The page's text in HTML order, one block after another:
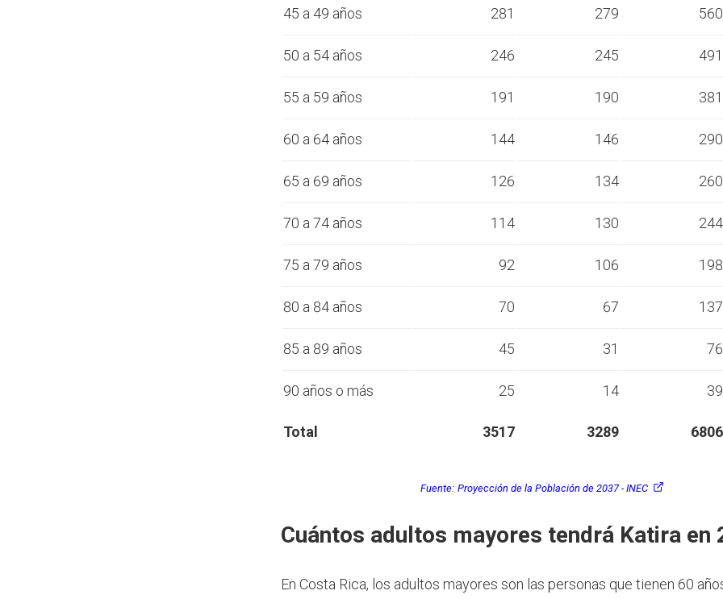
45 a 49 años 281 279 560
50 a 54 años 246 245 491
55 a 59 años 191 190 381
60 a 64 años 144 146 290
65 a 69 años 126 134 260
70 a 74 años 114 130 244
75 a 79 años 92 106 198
80 a 84 años 70 67 137
85 a 89 años 45 31 76
90 años o más 25 14 39
Total 3517 3289 6806
Fuente: Proyección de la Población de 2037 - INEC
Cuántos adultos mayores tendrá Katira en
En Costa Rica, los adultos mayores son las personas que tienen 60